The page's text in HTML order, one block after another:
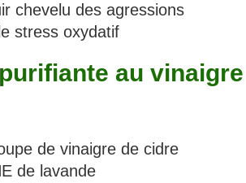
chevelu des agressions
stress oxydatif
au
de vinaigre de cidre
de lavande